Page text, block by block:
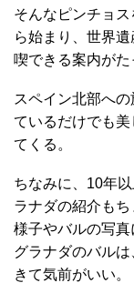
そんなピンチョ
ら始まり、世界
喫できる案内がた
スペイン北部へ
ているだけでも
てくる。
ちなみに、10年
ラナダの紹介も
様子やバルの写真
グラナダのバル
きて気前がいい。